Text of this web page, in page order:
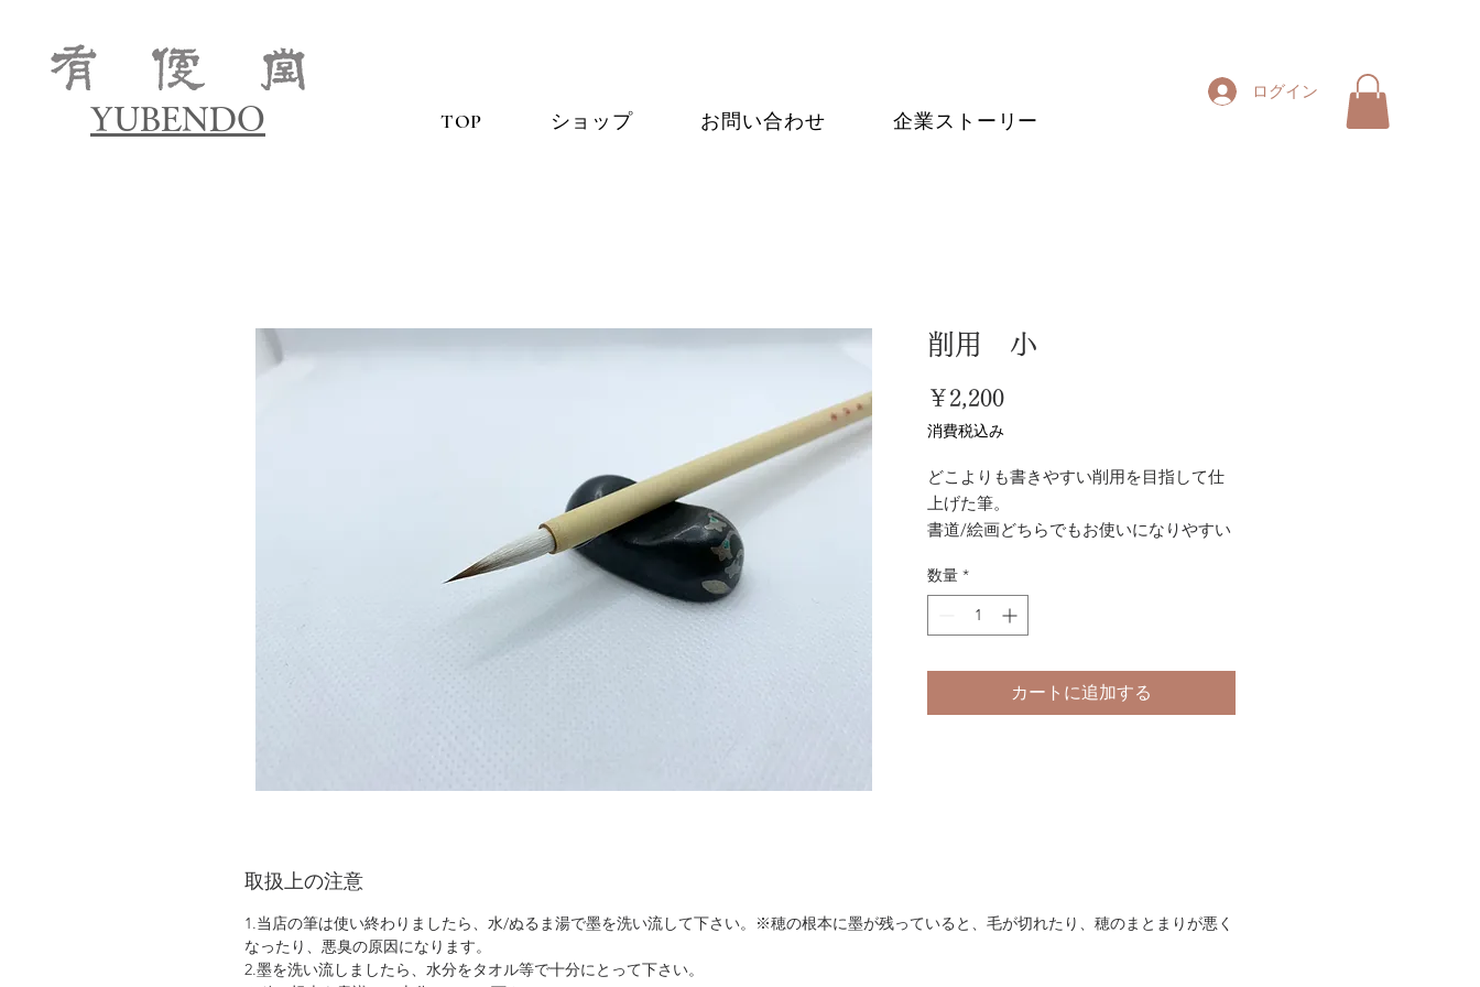
YUBENDO TOP ショップ お問い合わせ 企業ストーリー
ログイン
削用 小
￥2,200価
消費税込み
どこよりも書きやすい削用を目指して仕
上げた筆。
書道/絵画どちらでもお使いになりやすい
羊毛/イタチ
穂丈×径 24mm×5mm
数量 *
カートに追加する
取扱上の注意
1.当店の筆は使い終わりましたら、水/ぬるま湯で墨を洗い流して下さい。※穂の根本に墨が残っていると、毛が切れたり、穂のまとまりが悪く
なったり、悪臭の原因になります。
2.墨を洗い流しましたら、水分をタオル等で十分にとって下さい。